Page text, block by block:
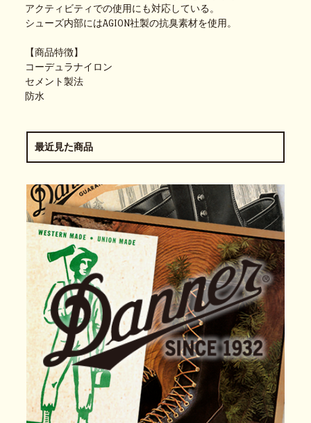
アクティビティでの使用にも対応している。
シューズ内部にはAGION社製の抗臭素材を使用。
【商品特徴】
コーデュラナイロン
セメント製法
防水
最近見た商品